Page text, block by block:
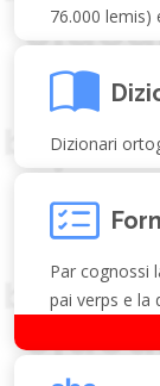
76.000 lemis)
Dizionari
Par cognossi
pai verps e la